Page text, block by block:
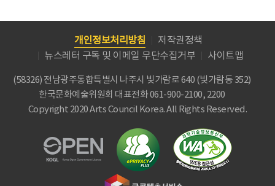
개인정보처리방침
저작권정책
뉴스레터 구독 및 이메일 무단수집거부
사이트맵
(58326) 전남광주통합특별시 나주시 빛가람로 640 (빛가람동 352)
한국문화예술위원회 대표전화 061-900-2100, 2200
Copyright 2020 Arts Council Korea. All Rights Reserved.